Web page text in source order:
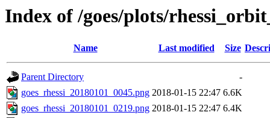
Index of /goes/plots/
Name Last modified Size
Parent Directory
-
goes_rhessi_20180101_0045.png 2018-01-15 22:47 6.6K
goes_rhessi_20180101_0219.png 2018-01-15 22:47 6.4K